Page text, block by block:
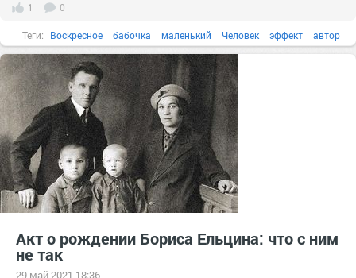
1 0
Теги: Воскресное бабочка маленький Человек эффект автор
Акт о рождении Бориса Ельцина: что с ним
не так
29 май 2021 18:36